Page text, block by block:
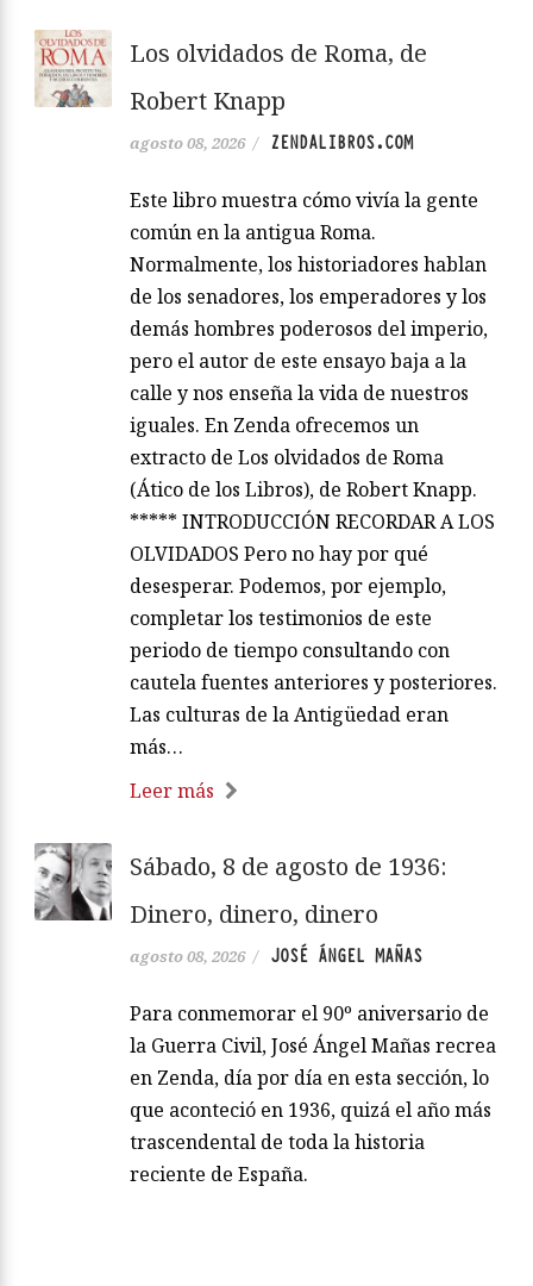
Los olvidados de Roma, de
Robert Knapp
agosto 08, 2026 / ZENDALIBROS.COM
Este libro muestra cómo vivía la gente
común en la antigua Roma.
Normalmente, los historiadores hablan
de los senadores, los emperadores y los
demás hombres poderosos del imperio,
pero el autor de este ensayo baja a la
calle y nos enseña la vida de nuestros
iguales. En Zenda ofrecemos un
extracto de Los olvidados de Roma
(Ático de los Libros), de Robert Knapp.
***** INTRODUCCIÓN RECORDAR A LOS
OLVIDADOS Pero no hay por qué
desesperar. Podemos, por ejemplo,
completar los testimonios de este
periodo de tiempo consultando con
cautela fuentes anteriores y posteriores.
Las culturas de la Antigüedad eran
más…
Leer más
Sábado, 8 de agosto de 1936:
Dinero, dinero, dinero
agosto 08, 2026 / JOSÉ ÁNGEL MAÑAS
Para conmemorar el 90º aniversario de
la Guerra Civil, José Ángel Mañas recrea
en Zenda, día por día en esta sección, lo
que aconteció en 1936, quizá el año más
trascendental de toda la historia
reciente de España.